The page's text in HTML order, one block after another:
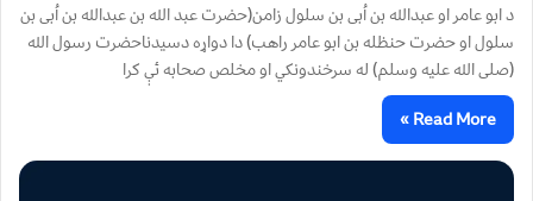
د ابو عامر او عبدالله بن اُبی بن سلول زامن(حضرت عبد الله بن عبدالله بن اُبی بن
سلول او حضرت حنظله بن ابو عامر راهب) دا دواړه دسیدناحضرت رسول الله
(صلی الله علیه وسلم) له سرخندونکي او مخلص صحابه ئې کرا
Read More »